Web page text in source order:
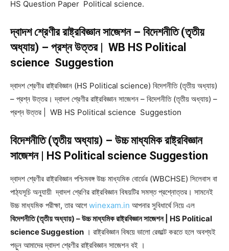
HS Question Paper Political science.
দ্বাদশ শ্রেণীর রাষ্ট্রবিজ্ঞান সাজেশন – বিদেশনীতি (তৃতীয়
অধ্যায়) – প্রশ্ন উত্তর | WB HS Political
science Suggestion
দ্বাদশ শ্রেণীর রাষ্ট্রবিজ্ঞান (HS Political science) বিদেশনীতি (তৃতীয় অধ্যায়)
– প্রশ্ন উত্তর। দ্বাদশ শ্রেণীর রাষ্ট্রবিজ্ঞান সাজেশন – বিদেশনীতি (তৃতীয় অধ্যায়) –
প্রশ্ন উত্তর | WB HS Political science Suggestion
বিদেশনীতি (তৃতীয় অধ্যায়) – উচ্চ মাধ্যমিক রাষ্ট্রবিজ্ঞান
সাজেশন | HS Political science Suggestion
দ্বাদশ শ্রেণীর রাষ্ট্রবিজ্ঞান পশ্চিমবঙ্গ উচ্চ মাধ্যমিক বোর্ডের (WBCHSE) সিলেবাস বা
পাঠ্যসূচি অনুযায়ী দ্বাদশ শ্রেণির রাষ্ট্রবিজ্ঞান বিষয়টির সমস্ত প্রশ্নোত্তর। সামনেই
উচ্চ মাধ্যমিক পরীক্ষা, তার আগে winexam.in আপনার সুবিধার্থে নিয়ে এল
বিদেশনীতি (তৃতীয় অধ্যায়) – উচ্চ মাধ্যমিক রাষ্ট্রবিজ্ঞান সাজেশন | HS Political
science Suggestion । রাষ্ট্রবিজ্ঞান বিষয়ে ভালো রেজাল্ট করতে হলে অবশ্যই
পড়ুন আমাদের দ্বাদশ শ্রেণীর রাষ্ট্রবিজ্ঞান সাজেশন বই ।